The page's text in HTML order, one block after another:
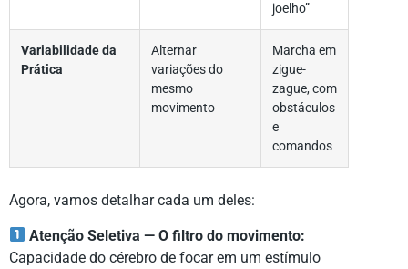
joelho”
Variabilidade da
Prática
Alternar
variações do
mesmo
movimento
Marcha em
zigue-
zague, com
obstáculos
e
comandos
Agora, vamos detalhar cada um deles:
Atenção Seletiva — O filtro do movimento:
Capacidade do cérebro de focar em um estímulo